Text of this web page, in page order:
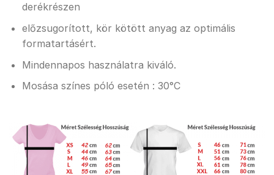
derékrészen
előzsugorított, kör kötött anyag az optimális
formatartásért.
Mindennapos használatra kiváló.
Mosása színes póló esetén : 30°C